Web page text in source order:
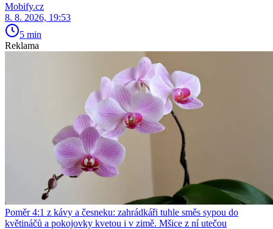
Mobify.cz
8. 8. 2026, 19:53
5 min
Reklama
Poměr 4:1 z kávy a česneku: zahrádkáři tuhle směs sypou do
květináčů a pokojovky kvetou i v zimě. Mšice z ní utečou